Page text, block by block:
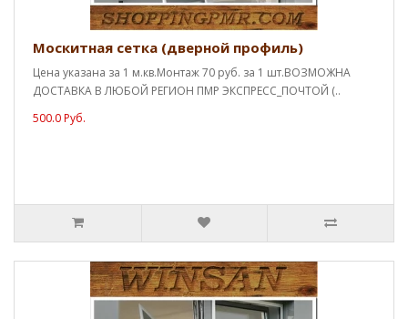
Москитная сетка (дверной профиль)
Цена указана за 1 м.кв.Монтаж 70 руб. за 1 шт.ВОЗМОЖНА
ДОСТАВКА В ЛЮБОЙ РЕГИОН ПМР ЭКСПРЕСС_ПОЧТОЙ (..
500.0 Руб.